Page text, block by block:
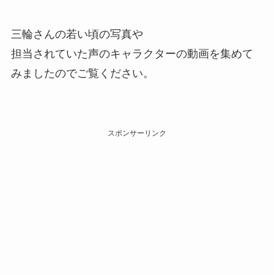
三輪さんの若い頃の写真や
担当されていた声のキャラクターの動画を集めて
みましたのでご覧ください。
スポンサーリンク